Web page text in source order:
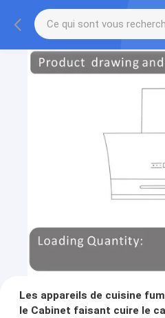
Les appareils de cuisine
le Cabinet faisant cuire le